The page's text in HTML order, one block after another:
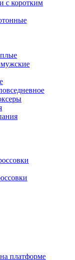
с коротким
платформе